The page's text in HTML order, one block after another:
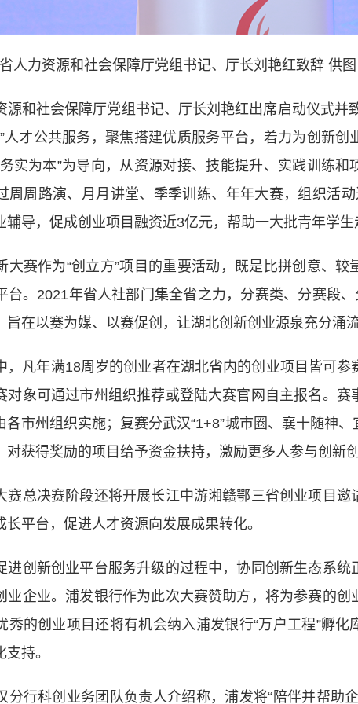
人力资源和社会保障厅党组书记、厅长刘艳红致辞 供
社会保障厅党组书记、厅长刘艳红出席启动仪式并
人才公共服务，聚焦搭建优质服务平台，着力为创新创
实为本”为导向，从资源对接、技能提升、实践训练和
周周路演、月月讲堂、季季训练、年年大赛，组织活
辅导，促成创业项目融资近3亿元，帮助一大批青年学生
作为“创立方”项目的重要活动，既是比拼创意、较
台。2021年省人社部门集全省之力，分赛类、分赛段、
旨在以赛为媒、以赛促创，让湖北创新创业源泉充分涌流
年满18周岁的创业者在湖北省内的创业项目皆可参
对象可通过市州组织推荐或登陆大赛官网自主报名。赛
各市州组织实施；复赛分武汉“1+8”城市圈、襄十随神
对获得奖励的项目给予资金扶持，激励更多人参与创新创
总决赛阶段还将开展长江中游湘赣鄂三省创业项目邀
平台，促进人才资源向发展成果转化。
新创业平台服务升级的过程中，协同创新生态系统
业企业。浦发银行作为此次大赛赞助方，将为参赛的创
秀的创业项目还将有机会纳入浦发银行“万户工程”孵
持。
行科创业务团队负责人介绍称，浦发将“陪伴并帮助